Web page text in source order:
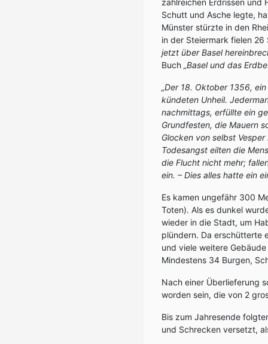
zahlreichen Erdrissen und
Schutt und Asche legte,
Münster stürzte in den
in der Steiermark fielen
jetzt über Basel
Buch „Basel und das
„Der 18. Oktober 1356,
kündeten Unheil.
nachmittags, erfüllte ein
Grundfesten, die Mauern
Glocken von selbst
Todesangst eilten die
die Flucht nicht mehr;
ein. – Dies alles hatte ein
Es kamen ungefähr 300
Toten). Als es dunkel
wieder in die Stadt, um
plündern. Da erschütterte
und viele weitere
Mindestens 34 Burgen,
Nach einer Überlieferung
worden sein, die von 2
Bis zum Jahresende
und Schrecken versetzt,